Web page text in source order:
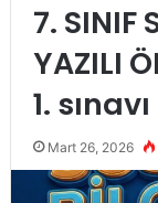
7. SINIF
YAZILI
1. sınavı
Mart 26, 2026